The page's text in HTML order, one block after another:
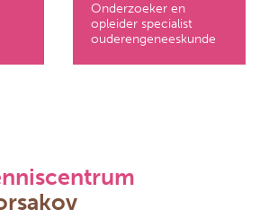
Onderzoeker en
opleider specialist
ouderengeneeskunde